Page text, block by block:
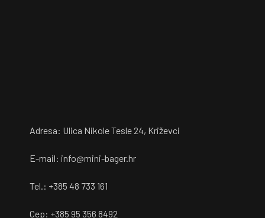
Adresa: Ulica Nikole Tesle 24, Križevci
E-mail: info@mini-bager.hr
Tel.: +385 48 733 161
Cep: +385 95 356 8492